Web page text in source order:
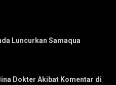
Luncurkan Samaqua
Dokter Akibat Komentar di